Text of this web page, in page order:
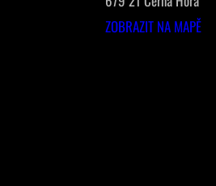
ZOBRAZIT NA MAPĚ